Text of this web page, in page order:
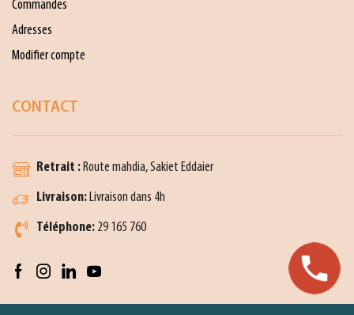
Commandes
Adresses
Modifier compte
CONTACT
Retrait :Route mahdia, Sakiet Eddaier
Livraison:Livraison dans 4h
Téléphone: 29 165 760